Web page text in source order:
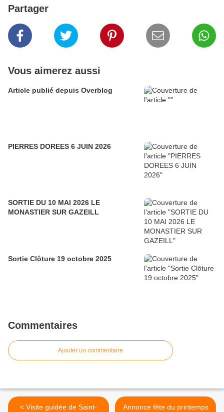
Partager
Vous aimerez aussi
Article publié depuis Overblog
PIERRES DOREES 6 JUIN 2026
SORTIE DU 10 MAI 2026 LE
MONASTIER SUR GAZEILL
Sortie Clôture 19 octobre 2025
Commentaires
Ajouter un commentaire
< Visite guidée de Saint-
Annonce fête du printemps